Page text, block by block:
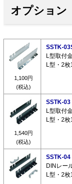
オプション
1,100円
(税込)
SSTK-
L型取付
L型・2
1,540円
(税込)
SSTK-03
L型取付
L型・2
SSTK-04
DINレー
L型・2